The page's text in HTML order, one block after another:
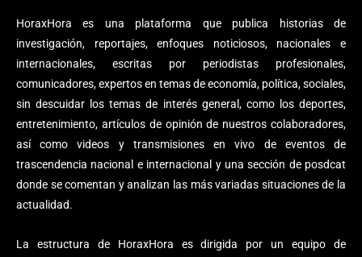
HoraxHora es una plataforma que publica historias de
investigación, reportajes, enfoques noticiosos, nacionales e
internacionales, escritas por periodistas profesionales,
comunicadores, expertos en temas de economía, política, sociales,
sin descuidar los temas de interés general, como los deportes,
entretenimiento, artículos de opinión de nuestros colaboradores,
así como videos y transmisiones en vivo de eventos de
trascendencia nacional e internacional y una sección de posdcat
donde se comentan y analizan las más variadas situaciones de la
actualidad.
La estructura de HoraxHora es dirigida por un equipo de